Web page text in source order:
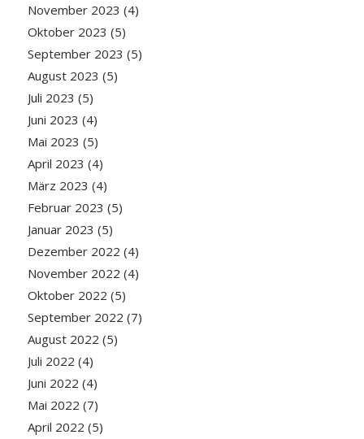
November 2023 (4)
Oktober 2023 (5)
September 2023 (5)
August 2023 (5)
Juli 2023 (5)
Juni 2023 (4)
Mai 2023 (5)
April 2023 (4)
März 2023 (4)
Februar 2023 (5)
Januar 2023 (5)
Dezember 2022 (4)
November 2022 (4)
Oktober 2022 (5)
September 2022 (7)
August 2022 (5)
Juli 2022 (4)
Juni 2022 (4)
Mai 2022 (7)
April 2022 (5)